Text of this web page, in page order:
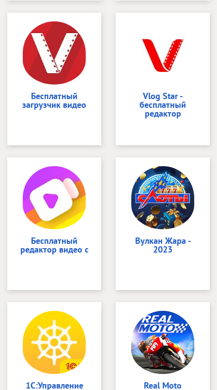
Бесплатный
загрузчик видео
Vlog Star -
бесплатный
редактор
Бесплатный
редактор видео с
Вyлкан Жара -
2023
1С:Управление Real Moto